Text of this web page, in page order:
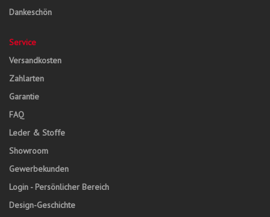
Dankeschön
Service
Versandkosten
Zahlarten
Garantie
FAQ
Leder & Stoffe
Showroom
Gewerbekunden
Login - Persönlicher Bereich
Design-Geschichte